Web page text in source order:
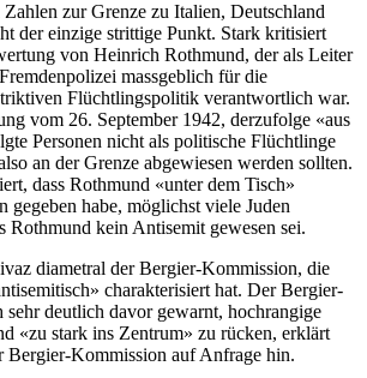
zur Grenze zu Italien, Deutschland
der einzige strittige Punkt. Stark kritisiert
von Heinrich Rothmund, der als Leiter
massgeblich für die
Flüchtlingspolitik verantwortlich war.
vom 26. September 1942, derzufolge «aus
Personen nicht als politische Flüchtlinge
an der Grenze abgewiesen werden sollten.
dass Rothmund «unter dem Tisch»
gegeben habe, möglichst viele Juden
Rothmund kein Antisemit gewesen sei.
diametral der Bergier-Kommission, die
charakterisiert hat. Der Bergier-
sehr deutlich davor gewarnt, hochrangige
«zu stark ins Zentrum» zu rücken, erklärt
Bergier-Kommission auf Anfrage hin.